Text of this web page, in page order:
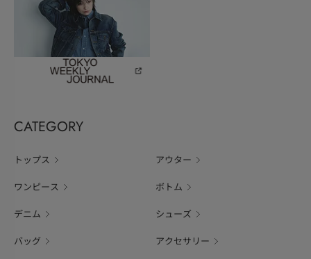
CATEGORY
トップス アウター
ワンピース ボトム
デニム シューズ
バッグ アクセサリー